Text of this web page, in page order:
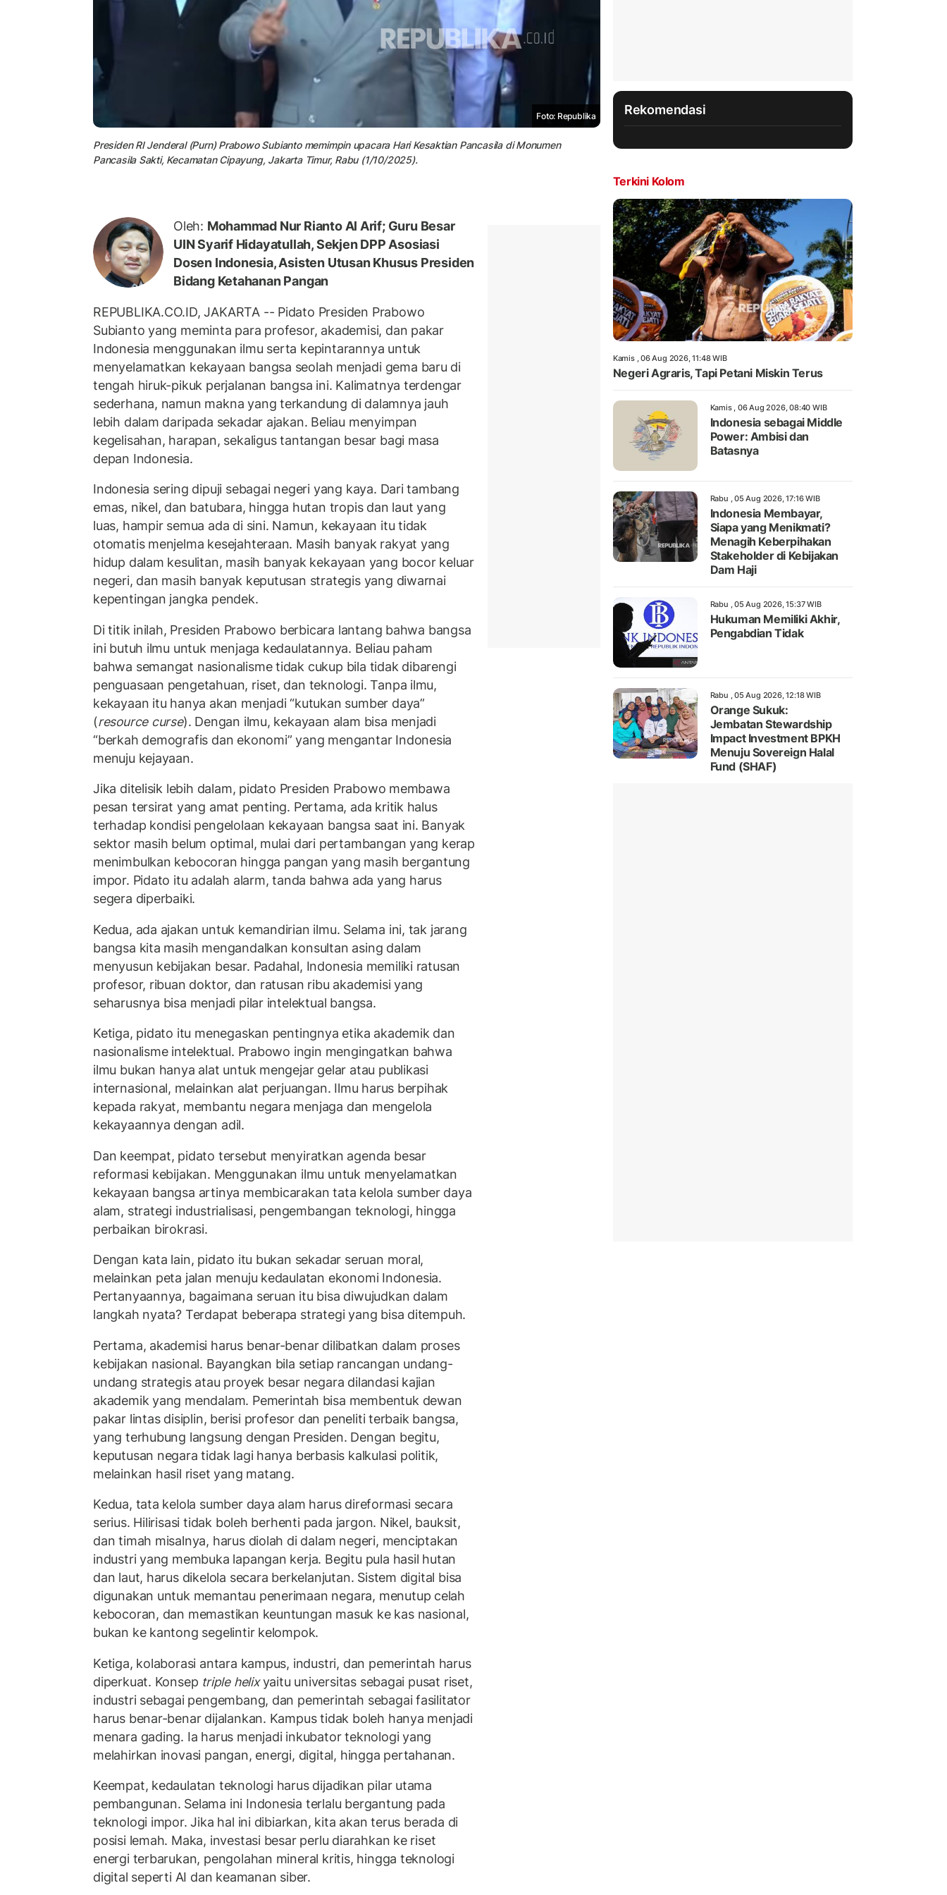
Foto: Republika
Presiden RI Jenderal (Purn) Prabowo Subianto memimpin upacara Hari Kesaktian Pancasila di Monumen
Pancasila Sakti, Kecamatan Cipayung, Jakarta Timur, Rabu (1/10/2025).
Oleh: Mohammad Nur Rianto Al Arif; Guru Besar
UIN Syarif Hidayatullah, Sekjen DPP Asosiasi
Dosen Indonesia, Asisten Utusan Khusus Presiden
Bidang Ketahanan Pangan
REPUBLIKA.CO.ID, JAKARTA -- Pidato Presiden Prabowo
Subianto yang meminta para profesor, akademisi, dan pakar
Indonesia menggunakan ilmu serta kepintarannya untuk
menyelamatkan kekayaan bangsa seolah menjadi gema baru di
tengah hiruk-pikuk perjalanan bangsa ini. Kalimatnya terdengar
sederhana, namun makna yang terkandung di dalamnya jauh
lebih dalam daripada sekadar ajakan. Beliau menyimpan
kegelisahan, harapan, sekaligus tantangan besar bagi masa
depan Indonesia.
Indonesia sering dipuji sebagai negeri yang kaya. Dari tambang
emas, nikel, dan batubara, hingga hutan tropis dan laut yang
luas, hampir semua ada di sini. Namun, kekayaan itu tidak
otomatis menjelma kesejahteraan. Masih banyak rakyat yang
hidup dalam kesulitan, masih banyak kekayaan yang bocor keluar
negeri, dan masih banyak keputusan strategis yang diwarnai
kepentingan jangka pendek.
Di titik inilah, Presiden Prabowo berbicara lantang bahwa bangsa
ini butuh ilmu untuk menjaga kedaulatannya. Beliau paham
bahwa semangat nasionalisme tidak cukup bila tidak dibarengi
penguasaan pengetahuan, riset, dan teknologi. Tanpa ilmu,
kekayaan itu hanya akan menjadi “kutukan sumber daya”
(resource curse). Dengan ilmu, kekayaan alam bisa menjadi
“berkah demografis dan ekonomi” yang mengantar Indonesia
menuju kejayaan.
Jika ditelisik lebih dalam, pidato Presiden Prabowo membawa
pesan tersirat yang amat penting. Pertama, ada kritik halus
terhadap kondisi pengelolaan kekayaan bangsa saat ini. Banyak
sektor masih belum optimal, mulai dari pertambangan yang kerap
menimbulkan kebocoran hingga pangan yang masih bergantung
impor. Pidato itu adalah alarm, tanda bahwa ada yang harus
segera diperbaiki.
Kedua, ada ajakan untuk kemandirian ilmu. Selama ini, tak jarang
bangsa kita masih mengandalkan konsultan asing dalam
menyusun kebijakan besar. Padahal, Indonesia memiliki ratusan
profesor, ribuan doktor, dan ratusan ribu akademisi yang
seharusnya bisa menjadi pilar intelektual bangsa.
Ketiga, pidato itu menegaskan pentingnya etika akademik dan
nasionalisme intelektual. Prabowo ingin mengingatkan bahwa
ilmu bukan hanya alat untuk mengejar gelar atau publikasi
internasional, melainkan alat perjuangan. Ilmu harus berpihak
kepada rakyat, membantu negara menjaga dan mengelola
kekayaannya dengan adil.
Dan keempat, pidato tersebut menyiratkan agenda besar
reformasi kebijakan. Menggunakan ilmu untuk menyelamatkan
kekayaan bangsa artinya membicarakan tata kelola sumber daya
alam, strategi industrialisasi, pengembangan teknologi, hingga
perbaikan birokrasi.
Dengan kata lain, pidato itu bukan sekadar seruan moral,
melainkan peta jalan menuju kedaulatan ekonomi Indonesia.
Pertanyaannya, bagaimana seruan itu bisa diwujudkan dalam
langkah nyata? Terdapat beberapa strategi yang bisa ditempuh.
Pertama, akademisi harus benar-benar dilibatkan dalam proses
kebijakan nasional. Bayangkan bila setiap rancangan undang-
undang strategis atau proyek besar negara dilandasi kajian
akademik yang mendalam. Pemerintah bisa membentuk dewan
pakar lintas disiplin, berisi profesor dan peneliti terbaik bangsa,
yang terhubung langsung dengan Presiden. Dengan begitu,
keputusan negara tidak lagi hanya berbasis kalkulasi politik,
melainkan hasil riset yang matang.
Kedua, tata kelola sumber daya alam harus direformasi secara
serius. Hilirisasi tidak boleh berhenti pada jargon. Nikel, bauksit,
dan timah misalnya, harus diolah di dalam negeri, menciptakan
industri yang membuka lapangan kerja. Begitu pula hasil hutan
dan laut, harus dikelola secara berkelanjutan. Sistem digital bisa
digunakan untuk memantau penerimaan negara, menutup celah
kebocoran, dan memastikan keuntungan masuk ke kas nasional,
bukan ke kantong segelintir kelompok.
Ketiga, kolaborasi antara kampus, industri, dan pemerintah harus
diperkuat. Konsep triple helixyaitu universitas sebagai pusat riset,
industri sebagai pengembang, dan pemerintah sebagai fasilitator
harus benar-benar dijalankan. Kampus tidak boleh hanya menjadi
menara gading. Ia harus menjadi inkubator teknologi yang
melahirkan inovasi pangan, energi, digital, hingga pertahanan.
Keempat, kedaulatan teknologi harus dijadikan pilar utama
pembangunan. Selama ini Indonesia terlalu bergantung pada
teknologi impor. Jika hal ini dibiarkan, kita akan terus berada di
posisi lemah. Maka, investasi besar perlu diarahkan ke riset
energi terbarukan, pengolahan mineral kritis, hingga teknologi
digital seperti AI dan keamanan siber.
Rekomendasi
Terkini Kolom
Kamis , 06 Aug 2026, 11:48 WIB
Negeri Agraris, Tapi Petani Miskin Terus
Kamis , 06 Aug 2026, 08:40 WIB
Indonesia sebagai Middle
Power: Ambisi dan
Batasnya
Rabu , 05 Aug 2026, 17:16 WIB
Indonesia Membayar,
Siapa yang Menikmati?
Menagih Keberpihakan
Stakeholder di Kebijakan
Dam Haji
Rabu , 05 Aug 2026, 15:37 WIB
Hukuman Memiliki Akhir,
Pengabdian Tidak
Rabu , 05 Aug 2026, 12:18 WIB
Orange Sukuk:
Jembatan Stewardship
Impact Investment BPKH
Menuju Sovereign Halal
Fund (SHAF)